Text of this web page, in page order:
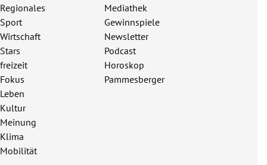
Regionales
Sport
Wirtschaft
Stars
freizeit
Fokus
Leben
Kultur
Meinung
Klima
Mobilität
Mediathek
Gewinnspiele
Newsletter
Podcast
Horoskop
Pammesberger